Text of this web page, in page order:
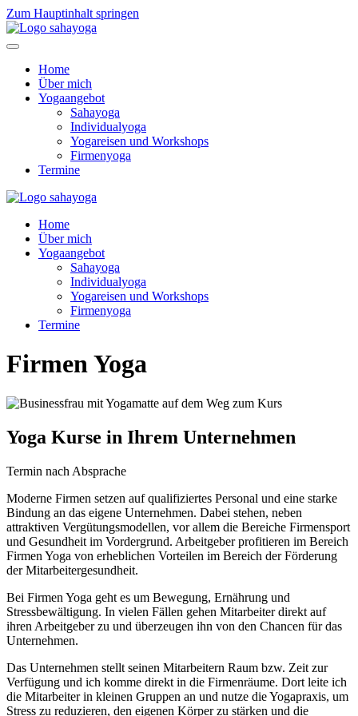
Zum Hauptinhalt springen
Home
Über mich
Yogaangebot
Sahayoga
Individualyoga
Yogareisen und Workshops
Firmenyoga
Termine
Home
Über mich
Yogaangebot
Sahayoga
Individualyoga
Yogareisen und Workshops
Firmenyoga
Termine
Firmen Yoga
Yoga Kurse in Ihrem Unternehmen
Termin nach Absprache
Moderne Firmen setzen auf qualifiziertes Personal und eine starke
Bindung an das eigene Unternehmen. Dabei stehen, neben
attraktiven Vergütungsmodellen, vor allem die Bereiche Firmensport
und Gesundheit im Vordergrund. Arbeitgeber profitieren im Bereich
Firmen Yoga von erheblichen Vorteilen im Bereich der Förderung
der Mitarbeitergesundheit.
Bei Firmen Yoga geht es um Bewegung, Ernährung und
Stressbewältigung. In vielen Fällen gehen Mitarbeiter direkt auf
ihren Arbeitgeber zu und überzeugen ihn von den Chancen für das
Unternehmen.
Das Unternehmen stellt seinen Mitarbeitern Raum bzw. Zeit zur
Verfügung und ich komme direkt in die Firmenräume. Dort leite ich
die Mitarbeiter in kleinen Gruppen an und nutze die Yogapraxis, um
Stress zu reduzieren, den eigenen Körper zu stärken und die